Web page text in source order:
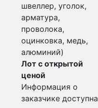
швеллер, уголок,
арматура,
проволока,
оцинковка, медь,
алюминий)
Лот с открытой
ценой
Информация о
заказчике доступна